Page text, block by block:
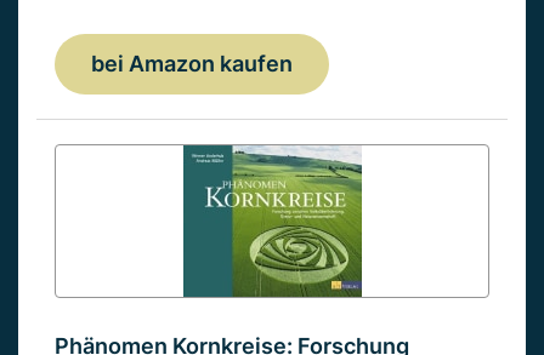
bei Amazon kaufen
Phänomen Kornkreise: Forschung